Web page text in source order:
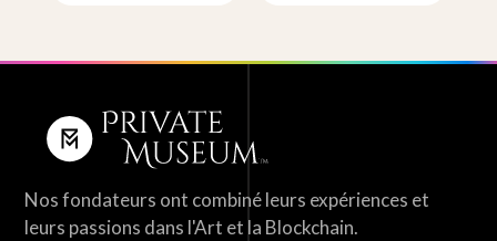
Nos fondateurs ont combiné leurs expériences et
leurs passions dans l'Art et la Blockchain.